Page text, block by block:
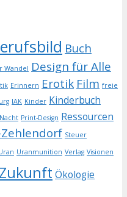
Buch
Wandel Design für Alle
Erinnern Erotik Film freie
IAK Kinder Kinderbuch
Nacht Print-Design Ressourcen
Steuer
Uranmunition Verlag Visionen
Zukunft Ökologie